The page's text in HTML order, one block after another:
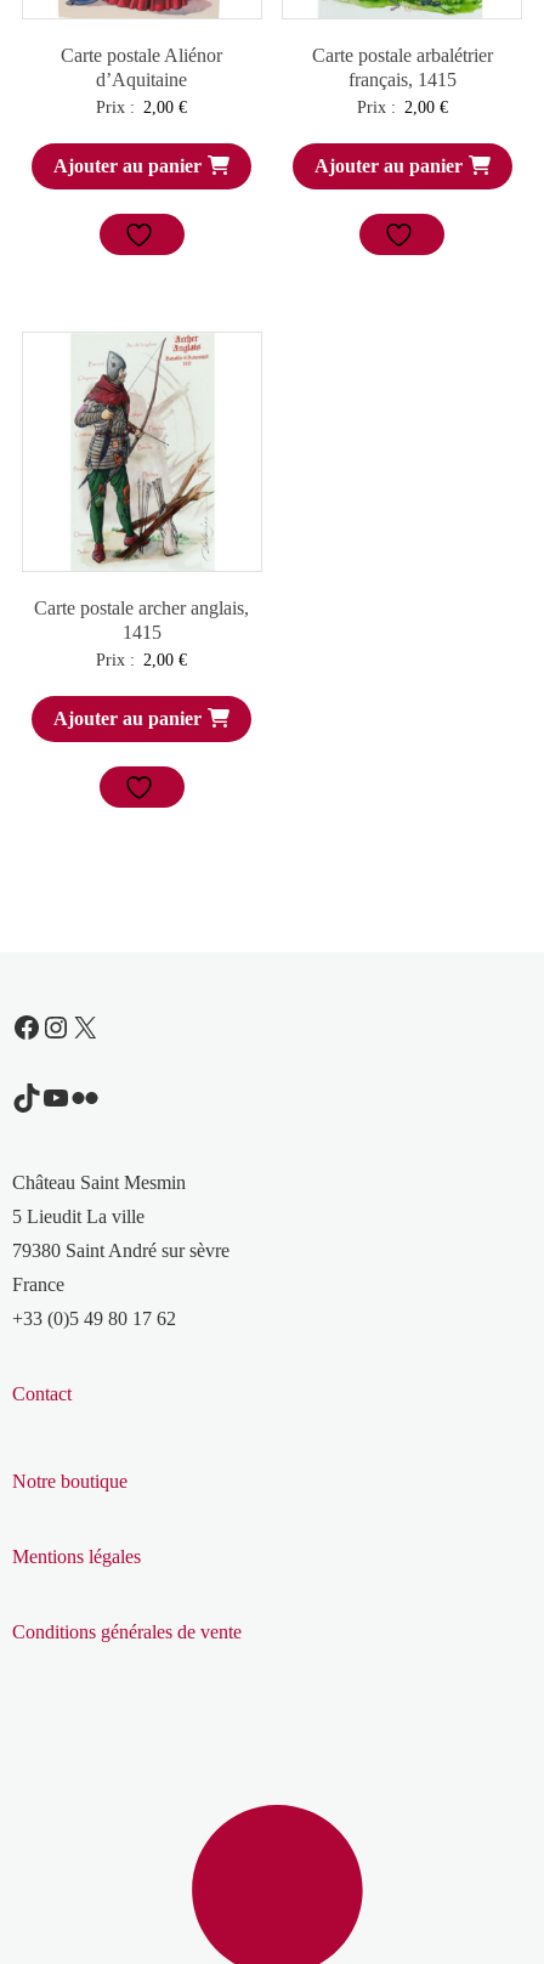
Carte postale Aliénor
d’Aquitaine
Prix : 2,00€
Ajouter au panier
Carte postale arbalétrier
français, 1415
Prix : 2,00 €
Ajouter au panier
Carte postale archer anglais,
1415
Prix : 2,00€
Ajouter au panier
Facebook
Instagram
X
TikTok
YouTube
Flickr
Château Saint Mesmin
5 Lieudit La ville
79380 Saint André sur sèvre
France
+33 (0)5 49 80 17 62
Contact
Notre boutique
Mentions légales
Conditions générales de vente